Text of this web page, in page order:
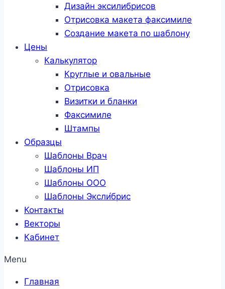
Дизайн эксилибрисов
Отрисовка макета факсимиле
Создание макета по шаблону
Цены
Калькулятор
Круглые и овальные
Отрисовка
Визитки и бланки
Факсимиле
Штампы
Образцы
Шаблоны Врач
Шаблоны ИП
Шаблоны ООО
Шаблоны Эксли́брис
Контакты
Векторы
Кабинет
Menu
Главная